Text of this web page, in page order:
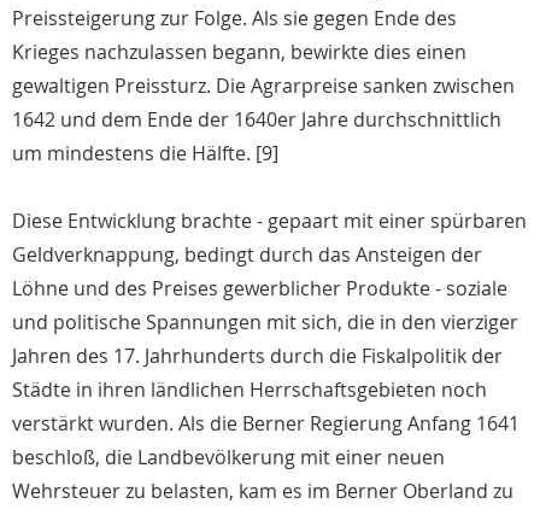
Preissteigerung zur Folge. Als sie gegen Ende des
Krieges nachzulassen begann, bewirkte dies einen
gewaltigen Preissturz. Die Agrarpreise sanken zwischen
1642 und dem Ende der 1640er Jahre durchschnittlich
um mindestens die Hälfte. [9]
Diese Entwicklung brachte - gepaart mit einer spürbaren
Geldverknappung, bedingt durch das Ansteigen der
Löhne und des Preises gewerblicher Produkte - soziale
und politische Spannungen mit sich, die in den vierziger
Jahren des 17. Jahrhunderts durch die Fiskalpolitik der
Städte in ihren ländlichen Herrschaftsgebieten noch
verstärkt wurden. Als die Berner Regierung Anfang 1641
beschloß, die Landbevölkerung mit einer neuen
Wehrsteuer zu belasten, kam es im Berner Oberland zu